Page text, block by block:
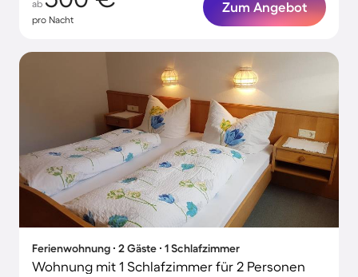
ab
pro Nacht
Zum Angebot
Ferienwohnung ∙ 2 Gäste ∙ 1 Schlafzimmer
Wohnung mit 1 Schlafzimmer für 2 Personen